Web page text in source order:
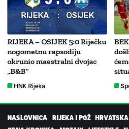
RIJEKA – OSIJEK 5:0 Riječku
nogometnu rapsodiju
okrunio maestralni dvojac
„B&B“
HNK Rijeka
NASLOVNICA RIJEKA I PGŽ